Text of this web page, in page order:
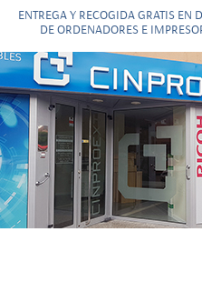
ENTREGA Y RECOGIDA GRATIS
DE ORDENADORES E